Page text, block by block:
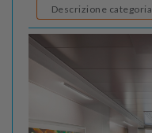
Descrizione categoria